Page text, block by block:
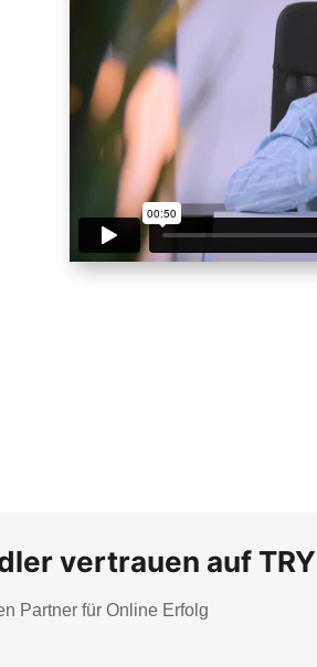
vertrauen auf
Partner für Online Erfolg